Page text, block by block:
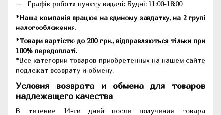
Графік роботи пункту видачі: Будні: 11:00-18:00
*Наша компанія працює на єдиному завдатку, на 2 групі
налогообложения.
*Товари вартістю до 200 грн., відправляються тільки при
100% передоплаті.
*Все категории товаров приобретенных на нашем сайте
подлежат возврату и обмену.
Условия возврата и обмена для товаров
надлежащего качества
В течение 14-ти дней после получения товара